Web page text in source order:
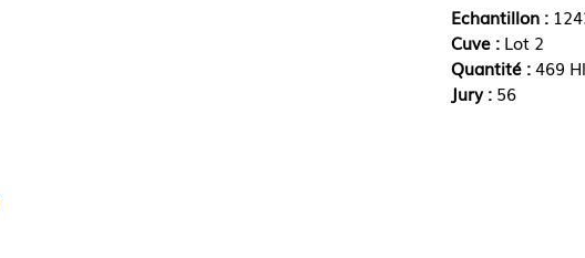
Echantillon :
Cuve : Lot 2
Quantité :469
Jury : 56